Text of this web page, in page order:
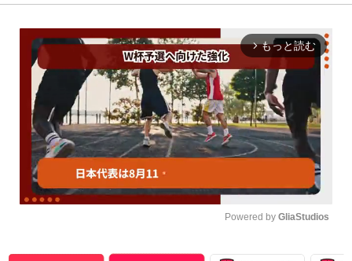
arrow_forward_ios もっと読む
Powered by GliaStudios